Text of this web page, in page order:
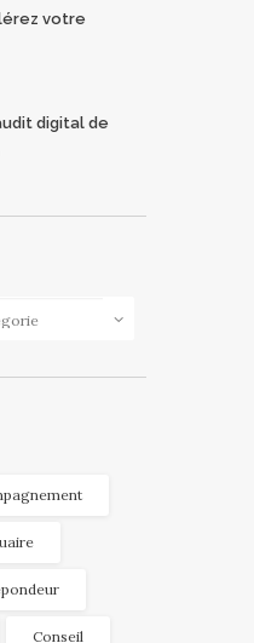
votre
digital de
Conseil